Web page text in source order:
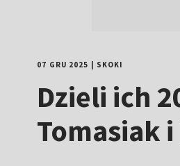
07 GRU 2025 SKOKI
Dzieli ich
Tomasiak